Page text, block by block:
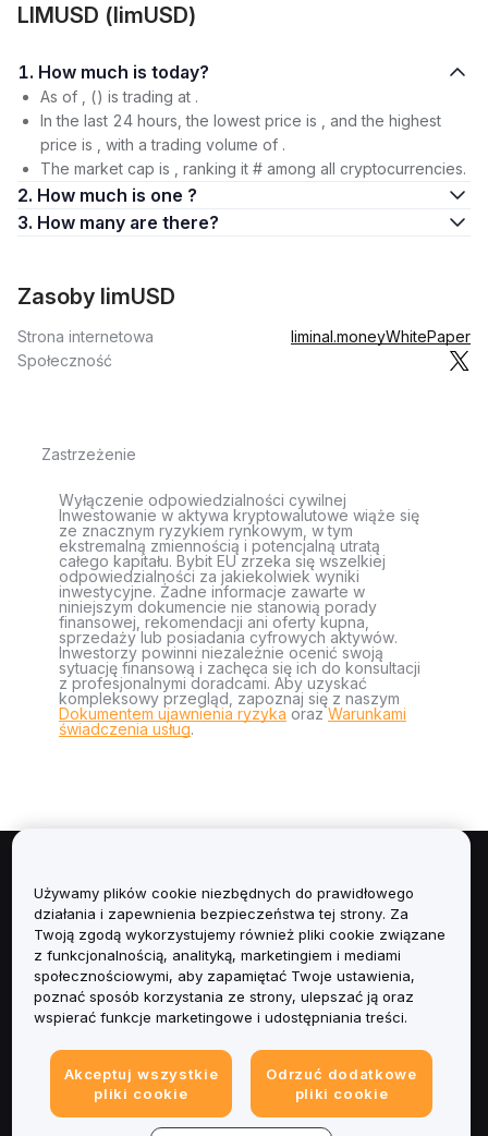
LIMUSD (limUSD)
1. How much is today?
As of , () is trading at .
In the last 24 hours, the lowest price is , and the highest
price is , with a trading volume of .
The market cap is , ranking it # among all cryptocurrencies.
2. How much is one ?
3. How many are there?
Zasoby limUSD
Strona internetowa liminal.moneyWhitePaper
Społeczność
Zastrzeżenie
Wyłączenie odpowiedzialności cywilnej
Inwestowanie w aktywa kryptowalutowe wiąże się
ze znacznym ryzykiem rynkowym, w tym
ekstremalną zmiennością i potencjalną utratą
całego kapitału. Bybit EU zrzeka się wszelkiej
odpowiedzialności za jakiekolwiek wyniki
inwestycyjne. Żadne informacje zawarte w
niniejszym dokumencie nie stanowią porady
finansowej, rekomendacji ani oferty kupna,
sprzedaży lub posiadania cyfrowych aktywów.
Inwestorzy powinni niezależnie ocenić swoją
sytuację finansową i zachęca się ich do konsultacji
z profesjonalnymi doradcami. Aby uzyskać
kompleksowy przegląd, zapoznaj się z naszym
Dokumentem ujawnienia ryzyka orazWarunkami
świadczenia usług.
Informacje
Usługi
Obsługa Klienta
Informacje prawne
Używamy plików cookie niezbędnych do prawidłowego
działania i zapewnienia bezpieczeństwa tej strony. Za
Twoją zgodą wykorzystujemy również pliki cookie związane
z funkcjonalnością, analityką, marketingiem i mediami
społecznościowymi, aby zapamiętać Twoje ustawienia,
poznać sposób korzystania ze strony, ulepszać ją oraz
wspierać funkcje marketingowe i udostępniania treści.
Akceptuj wszystkie
pliki cookie
Odrzuć dodatkowe
pliki cookie